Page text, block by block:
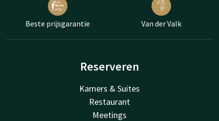
Beste prijsgarantie Van der Valk
Reserveren
Kamers & Suites
Restaurant
Meetings